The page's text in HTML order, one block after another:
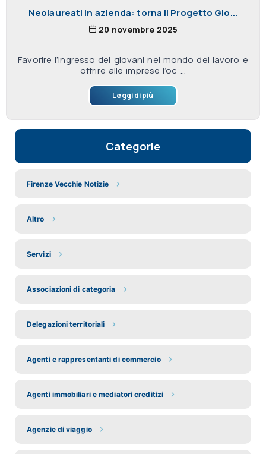
Neolaureati in azienda: torna il Progetto Gio...
20 novembre 2025
Favorire l’ingresso dei giovani nel mondo del lavoro e
offrire alle imprese l’oc ...
Leggi di più
Categorie
Firenze Vecchie Notizie
Altro
Servizi
Associazioni di categoria
Delegazioni territoriali
Agenti e rappresentanti di commercio
Agenti immobiliari e mediatori creditizi
Agenzie di viaggio